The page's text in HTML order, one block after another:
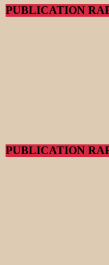
PUBLICATION
PUBLICATION